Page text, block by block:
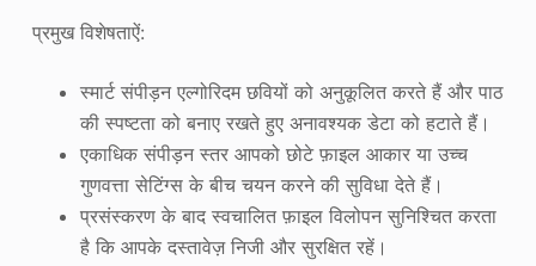
प्रमुख विशेषताऐं:
स्मार्ट संपीड़न एल्गोरिदम छवियों को अनुकूलित करते हैं और पाठ
की स्पष्टता को बनाए रखते हुए अनावश्यक डेटा को हटाते हैं।
एकाधिक संपीड़न स्तर आपको छोटे फ़ाइल आकार या उच्च
गुणवत्ता सेटिंग्स के बीच चयन करने की सुविधा देते हैं।
प्रसंस्करण के बाद स्वचालित फ़ाइल विलोपन सुनिश्चित करता
है कि आपके दस्तावेज़ निजी और सुरक्षित रहें।